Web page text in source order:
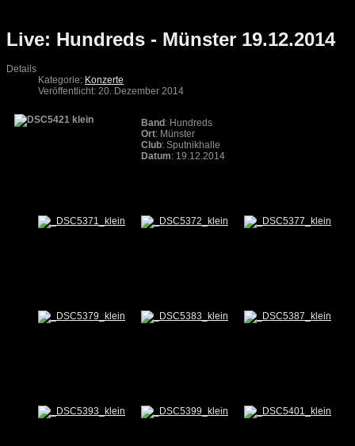
Live: Hundreds - Münster 19.12.2014
Details
Kategorie: Konzerte
Veröffentlicht: 20. Dezember 2014
Band : Hundreds
Ort: Münster
Club: Sputnikhalle
Datum: 19.12.2014